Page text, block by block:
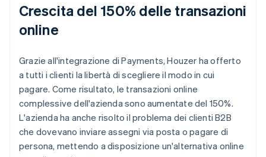
Crescita del 150% delle transazioni
online
Grazie all'integrazione di Payments, Houzer ha offerto
a tutti i clienti la libertà di scegliere il modo in cui
pagare. Come risultato, le transazioni online
complessive dell'azienda sono aumentate del 150%.
L'azienda ha anche risolto il problema dei clienti B2B
che dovevano inviare assegni via posta o pagare di
persona, mettendo a disposizione un'alternativa online